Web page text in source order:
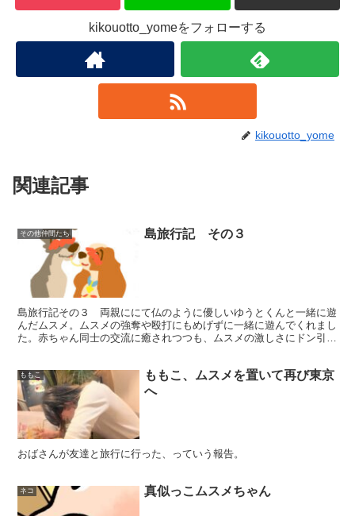
kikouotto_yomeをフォローする
kikouotto_yome
関連記事
その他仲間たち 島旅行記 その３
島旅行記その３ 両親ににて仏のように優しいゆうとくんと一緒に遊
んだムスメ。ムスメの強奪や殴打にもめげずに一緒に遊んでくれまし
た。赤ちゃん同士の交流に癒されつつも、ムスメの激しさにドン引き
ももこ
ももこ、ムスメを置いて再び東京
へ
おばさんが友達と旅行に行った、っていう報告。
ネコ 真似っこムスメちゃん